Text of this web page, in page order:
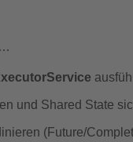
und Shared State
(Future/